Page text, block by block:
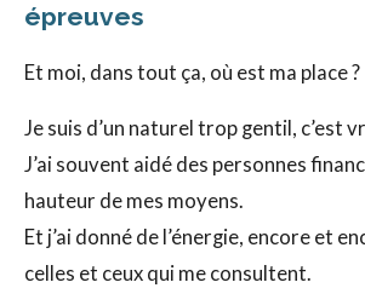
épreuves
Et moi, dans tout ça, où est ma place ?
Je suis d’un naturel trop gentil, c’est
J’ai souvent aidé des personnes
hauteur de mes moyens.
Et j’ai donné de l’énergie, encore et
celles et ceux qui me consultent.